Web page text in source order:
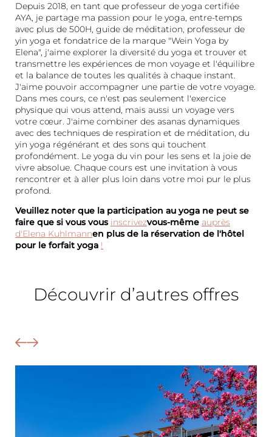
Depuis 2018, en tant que professeur de yoga certifiée
AYA, je partage ma passion pour le yoga, entre-temps
avec plus de 500H, guide de méditation, professeur de
yin yoga et fondatrice de la marque "Wein Yoga by
Elena", j'aime explorer la diversité du yoga et trouver et
transmettre les expériences de mon voyage et l'équilibre
et la balance de toutes les qualités à chaque instant.
J'aime pouvoir accompagner une partie de votre voyage.
Dans mes cours, ce n'est pas seulement l'exercice
physique qui vous attend, mais aussi un voyage vers
votre cœur. J'aime combiner des asanas dynamiques
avec des techniques de respiration et de méditation, du
yin yoga régénérant et des sons qui touchent
profondément. Le yoga du vin pour les sens et la joie de
vivre absolue. Chaque cours est une invitation à vous
rencontrer et à aller plus loin dans votre moi pur le plus
profond.
Veuillez noter que la participation au yoga ne peut se
faire que si vous vous inscrivezvous-même auprès
d'Elena Kuhlmannen plus de la réservation de l'hôtel
pour le forfait yoga !
Découvrir d’autres offres